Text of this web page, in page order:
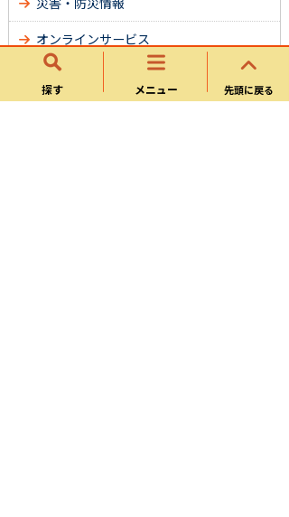
探す メニュー 先頭に戻る
オンラインサービス
サイトマップ